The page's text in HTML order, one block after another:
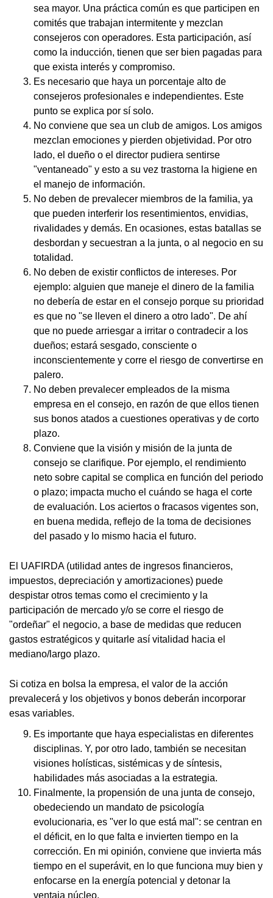
sea mayor. Una práctica común es que participen en
comités que trabajan intermitente y mezclan
consejeros con operadores. Esta participación, así
como la inducción, tienen que ser bien pagadas para
que exista interés y compromiso.
Es necesario que haya un porcentaje alto de
consejeros profesionales e independientes. Este
punto se explica por sí solo.
No conviene que sea un club de amigos. Los amigos
mezclan emociones y pierden objetividad. Por otro
lado, el dueño o el director pudiera sentirse
"ventaneado" y esto a su vez trastorna la higiene en
el manejo de información.
No deben de prevalecer miembros de la familia, ya
que pueden interferir los resentimientos, envidias,
rivalidades y demás. En ocasiones, estas batallas se
desbordan y secuestran a la junta, o al negocio en su
totalidad.
No deben de existir conflictos de intereses. Por
ejemplo: alguien que maneje el dinero de la familia
no debería de estar en el consejo porque su prioridad
es que no "se lleven el dinero a otro lado". De ahí
que no puede arriesgar a irritar o contradecir a los
dueños; estará sesgado, consciente o
inconscientemente y corre el riesgo de convertirse en
palero.
No deben prevalecer empleados de la misma
empresa en el consejo, en razón de que ellos tienen
sus bonos atados a cuestiones operativas y de corto
plazo.
Conviene que la visión y misión de la junta de
consejo se clarifique. Por ejemplo, el rendimiento
neto sobre capital se complica en función del periodo
o plazo; impacta mucho el cuándo se haga el corte
de evaluación. Los aciertos o fracasos vigentes son,
en buena medida, reflejo de la toma de decisiones
del pasado y lo mismo hacia el futuro.
El UAFIRDA (utilidad antes de ingresos financieros,
impuestos, depreciación y amortizaciones) puede
despistar otros temas como el crecimiento y la
participación de mercado y/o se corre el riesgo de
"ordeñar" el negocio, a base de medidas que reducen
gastos estratégicos y quitarle así vitalidad hacia el
mediano/largo plazo.
Si cotiza en bolsa la empresa, el valor de la acción
prevalecerá y los objetivos y bonos deberán incorporar
esas variables.
Es importante que haya especialistas en diferentes
disciplinas. Y, por otro lado, también se necesitan
visiones holísticas, sistémicas y de síntesis,
habilidades más asociadas a la estrategia.
Finalmente, la propensión de una junta de consejo,
obedeciendo un mandato de psicología
evolucionaria, es "ver lo que está mal": se centran en
el déficit, en lo que falta e invierten tiempo en la
corrección. En mi opinión, conviene que invierta más
tiempo en el superávit, en lo que funciona muy bien y
enfocarse en la energía potencial y detonar la
ventaja núcleo.